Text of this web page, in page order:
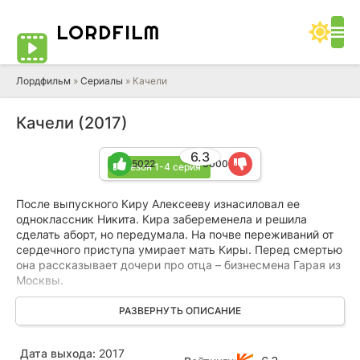
LORDFILM
Лордфильм » Сериалы » Качели
Качели (2017)
1 сезон 1-4 серия
6.3
5022 3000
После выпускного Киру Алексееву изнасиловал ее
одноклассник Никита. Кира забеременела и решила
сделать аборт, но передумала. На почве переживаний от
сердечного приступа умирает мать Киры. Перед смертью
она рассказывает дочери про отца – бизнесмена Гарая из
Москвы.
Узнав о том, что Кира так и не сделала аборт мать Никиты
— влиятельная чиновница Зарецкая предлагает героине
детей. У нее будут близнецы.
РАЗВЕРНУТЬ ОПИСАНИЕ
Дата выхода: 2017